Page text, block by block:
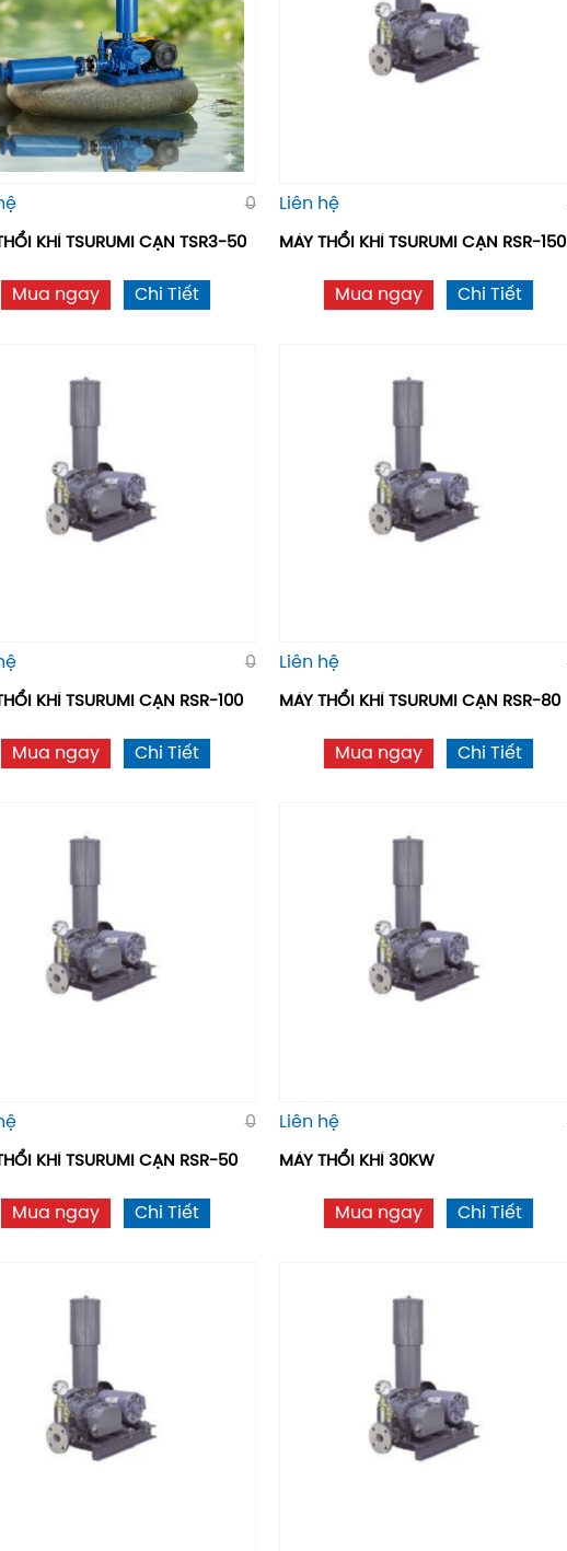
0
KHÍ TSURUMI CẠN TSR3-50
Mua ngay Chi Tiết
Liên hệ
MÁY THỔI KHÍ TSURUMI CẠN RSR-150
Mua ngay Chi Tiết
0
KHÍ TSURUMI CẠN RSR-100
Mua ngay Chi Tiết
Liên hệ
MÁY THỔI KHÍ TSURUMI CẠN RSR-80
Mua ngay Chi Tiết
0
KHÍ TSURUMI CẠN RSR-50
Mua ngay Chi Tiết
Liên hệ
MÁY THỔI KHÍ 30KW
Mua ngay Chi Tiết